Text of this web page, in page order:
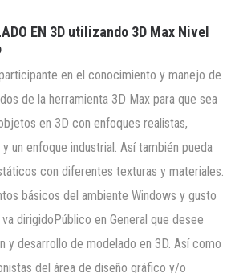
EN 3D utilizando 3D Max Nivel
en el conocimiento y manejo de
de la herramienta 3D Max para que sea
en 3D con enfoques realistas,
un enfoque industrial. Así también pueda
con diferentes texturas y materiales.
básicos del ambiente Windows y gusto
dirigidoPúblico en General que desee
y desarrollo de modelado en 3D. Así como
del área de diseño gráfico y/o